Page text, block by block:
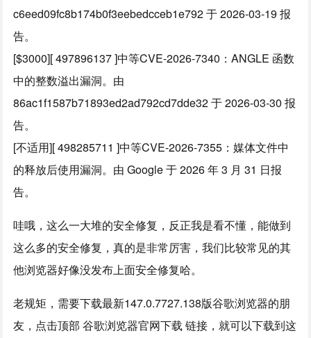
c6eed09fc8b174b0f3eebedcceb1e792 于 2026-03-19 报
告。
[$3000][ 497896137 ]中等CVE-2026-7340：ANGLE 函数
中的整数溢出漏洞。由
86ac1f1587b71893ed2ad792cd7dde32 于 2026-03-30 报
告。
[不适用][ 498285711 ]中等CVE-2026-7355：媒体文件中
的释放后使用漏洞。由 Google 于 2026 年 3 月 31 日报
告。
哇哦，这么一大堆的安全修复，反正我是看不懂，能做到
这么多的安全修复，真的是非常厉害，我们比较常见的其
他浏览器好像没发布上面安全修复哈。
老规矩，需要下载最新147.0.7727.138版谷歌浏览器的朋
友，点击顶部 谷歌浏览器官网下载 链接，就可以下载到这